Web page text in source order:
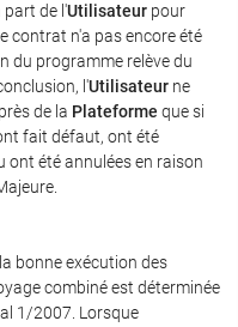
part de l'Utilisateur pour
contrat n'a pas encore été
du programme relève du
l'Utilisateur ne
de la Plateforme que si
fait défaut, ont été
ont été annulées en raison
bonne exécution des
combiné est déterminée
1/2007. Lorsque